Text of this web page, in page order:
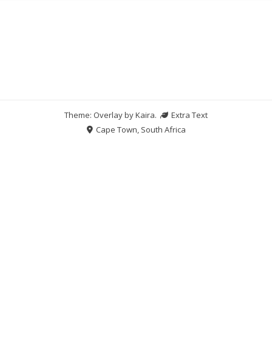
Theme: Overlay byKaira.
Extra Text
Cape Town, South Africa